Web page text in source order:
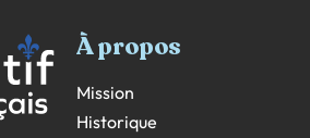
À propos
Mission
Historique